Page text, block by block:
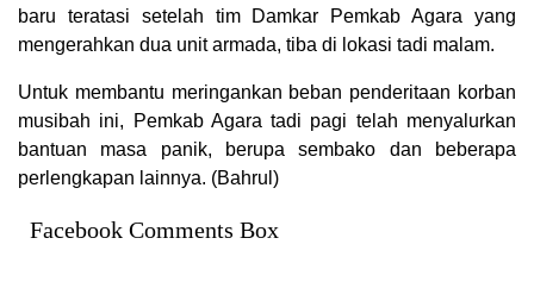
baru teratasi setelah tim Damkar Pemkab Agara yang
mengerahkan dua unit armada, tiba di lokasi tadi malam.
Untuk membantu meringankan beban penderitaan korban
musibah ini, Pemkab Agara tadi pagi telah menyalurkan
bantuan masa panik, berupa sembako dan beberapa
perlengkapan lainnya. (Bahrul)
Facebook Comments Box